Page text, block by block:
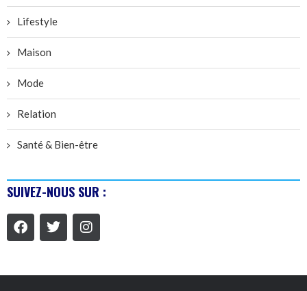
Lifestyle
Maison
Mode
Relation
Santé & Bien-être
SUIVEZ-NOUS SUR :